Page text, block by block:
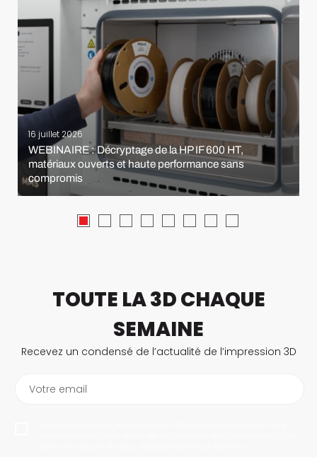
16 juillet 2026
WEBINAIRE : Décryptage de la HP IF 600 HT,
matériaux ouverts et haute performance sans
compromis
TOUTE LA 3D CHAQUE
SEMAINE
Recevez un condensé de l’actualité de l’impression 3D
Votre email